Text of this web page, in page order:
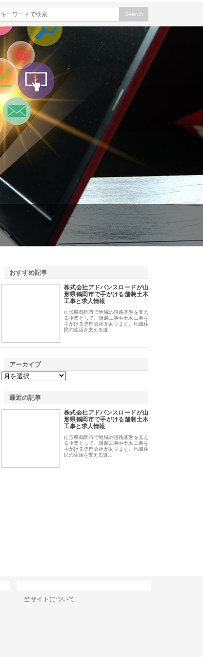
おすすめ記事
株式会社アドバンスロードが山
形県鶴岡市で手がける舗装土木
工事と求人情報
山形県鶴岡市で地域の道路基盤を支え
る企業として、舗装工事や土木工事を
手がける専門会社があります。地域住
民の生活を支える道…
アーカイブ
最近の記事
株式会社アドバンスロードが山
形県鶴岡市で手がける舗装土木
工事と求人情報
山形県鶴岡市で地域の道路基盤を支え
る企業として、舗装工事や土木工事を
手がける専門会社があります。地域住
民の生活を支える道…
当サイトについて